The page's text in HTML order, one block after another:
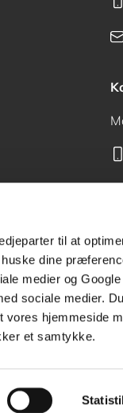
til at
dine
medier og
sociale medier.
hjemmeside
et samtykke.